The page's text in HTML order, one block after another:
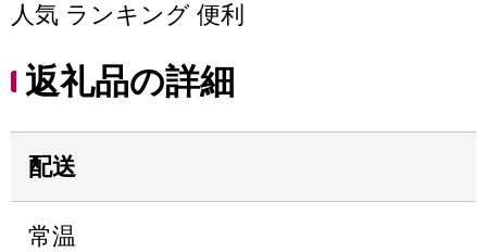
人気 ランキング 便利
返礼品の詳細
配送
常温